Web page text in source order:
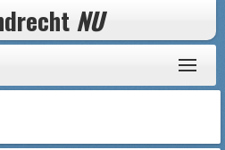
NU